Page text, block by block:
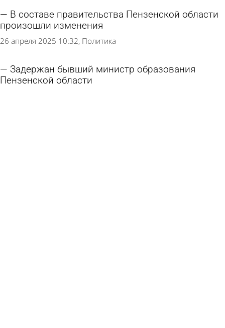
В составе правительства Пензенской области
произошли изменения
26 апреля 2025 10:32 Политика
Задержан бывший министр образования
Пензенской области